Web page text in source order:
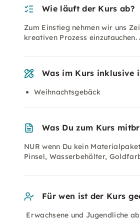
Wie läuft der Kurs ab?
Zum Einstieg nehmen wir uns
kreativen Prozess
Was im Kurs inklusive
Weihnachtsgebäck
Was Du zum Kurs
NUR wenn Du kein
Pinsel, Wasserbehälter,
Für wen ist der Kurs
Erwachsene und Jugendliche